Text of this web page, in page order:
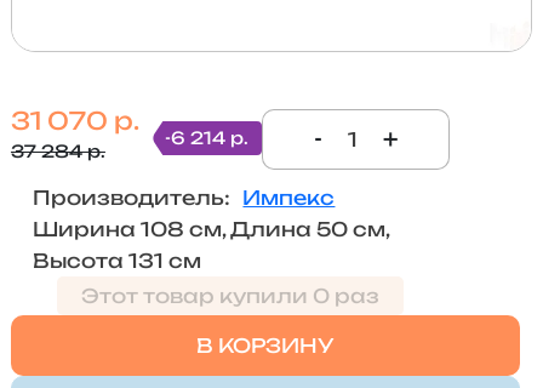
31 070 р.
37 284 р.
-6 214 р. - +
Производитель: Импекс
Ширина 108 см, Длина 50 см,
Высота 131 см
Этот товар купили 0 раз
В КОРЗИНУ